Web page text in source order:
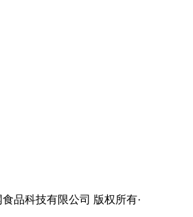
品科技有限公司 版权所有·